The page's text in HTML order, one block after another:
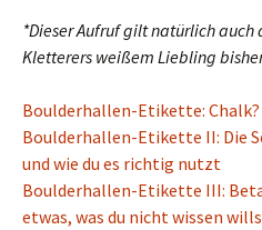
*Dieser Aufruf gilt natürlich
Kletterers weißem Liebling
Boulderhallen-Etikette:
Boulderhallen-Etikette II: Die
und wie du es richtig nutzt
Boulderhallen-Etikette III:
etwas, was du nicht wissen